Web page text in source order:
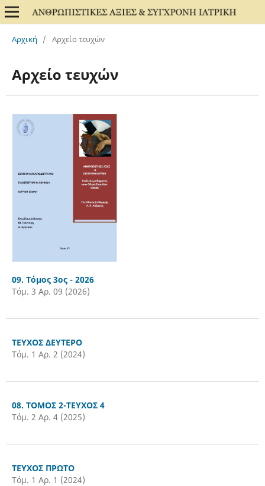
Αρχική / Αρχείο τευχών
Αρχείο τευχών
09. Τόμος 3ος - 2026
Τόμ. 3 Αρ. 09 (2026)
ΤΕΥΧΟΣ ΔΕΥΤΕΡΟ
Τόμ. 1 Αρ. 2 (2024)
08. ΤΟΜΟΣ 2-ΤΕΥΧΟΣ 4
Τόμ. 2 Αρ. 4 (2025)
ΤΕΥΧΟΣ ΠΡΩΤΟ
Τόμ. 1 Αρ. 1 (2024)